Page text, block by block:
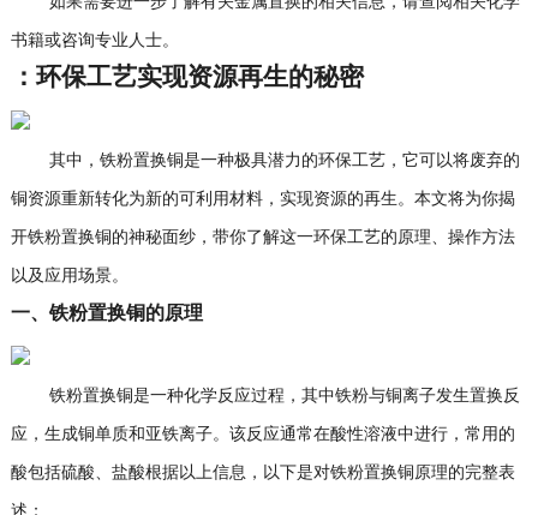
书籍或咨询专业人士。
：环保工艺实现资源再生的秘密
其中，铁粉置换铜是一种极具潜力的环保工艺，它可以将废弃的
铜资源重新转化为新的可利用材料，实现资源的再生。本文将为你揭
开铁粉置换铜的神秘面纱，带你了解这一环保工艺的原理、操作方法
以及应用场景。
一、铁粉置换铜的原理
铁粉置换铜是一种化学反应过程，其中铁粉与铜离子发生置换反
应，生成铜单质和亚铁离子。该反应通常在酸性溶液中进行，常用的
酸包括硫酸、盐酸根据以上信息，以下是对铁粉置换铜原理的完整表